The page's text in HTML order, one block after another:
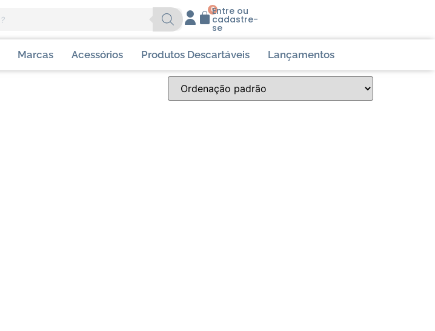
0Entre ou
cadastre-
se
Marcas Acessórios Produtos Descartáveis Lançamentos